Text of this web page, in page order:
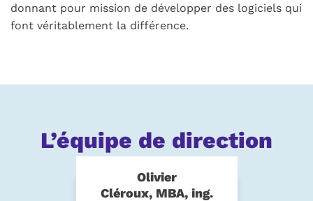
donnant pour mission de développer des logiciels qui
font véritablement la différence.
L’équipe de direction
Olivier
Cléroux, MBA, ing.